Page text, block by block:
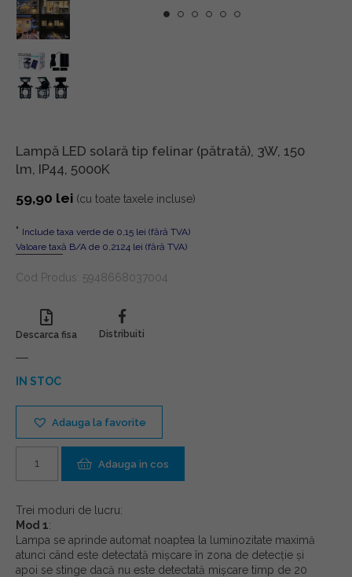
Lampă LED solară tip felinar (pătrată), 3W, 150
lm, IP44, 5000K
59,90 lei (cu toate taxele incluse)
" Include taxa verde de 0,15 lei (fără TVA)
Valoare taxă B/A de 0,2124 lei (fără TVA)
Cod Produs: 5948668037004
Descarca fisa Distribuiti
IN STOC
Adauga la favorite
Adauga in cos
Trei moduri de lucru:
Mod 1:
Lampa se aprinde automat noaptea la luminozitate maximă
atunci când este detectată mișcare în zona de detecție și
apoi se stinge dacă nu este detectată mișcare timp de 20